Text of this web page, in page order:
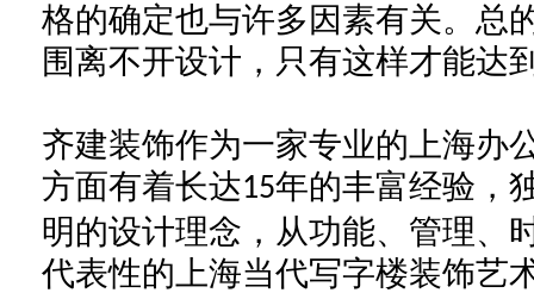
格的确定也与许多因素有关。总
围离不开设计，只有这样才能达
齐建装饰作为一家专业的 上海办
方面有着长达15年的丰富经验，
明的设计理念，从功能、管理、
代表性的 上海当代写字楼装饰艺